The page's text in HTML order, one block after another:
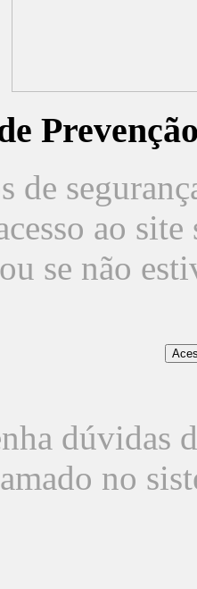
de
ao
ou se não
dúvidas
no